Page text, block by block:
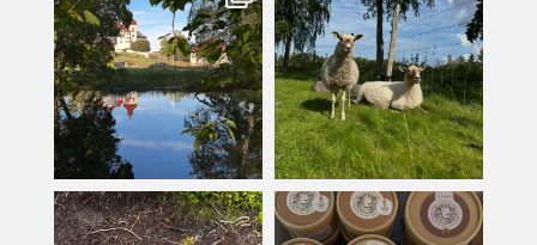
Jul 16
Jul 12
kullanslycka
Jul 9
kullanslycka
Jun 24